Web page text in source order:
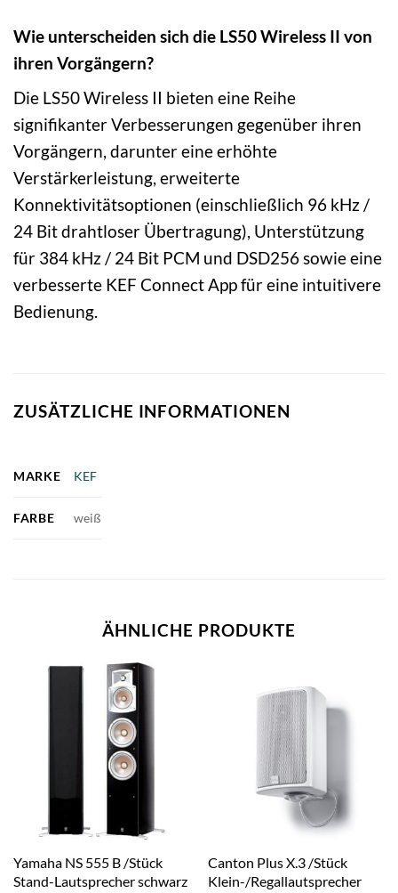
Wie unterscheiden sich die LS50 Wireless II von
ihren Vorgängern?
Die LS50 Wireless II bieten eine Reihe
signifikanter Verbesserungen gegenüber ihren
Vorgängern, darunter eine erhöhte
Verstärkerleistung, erweiterte
Konnektivitätsoptionen (einschließlich 96 kHz /
24 Bit drahtloser Übertragung), Unterstützung
für 384 kHz / 24 Bit PCM und DSD256 sowie eine
verbesserte KEF Connect App für eine intuitivere
Bedienung.
ZUSÄTZLICHE INFORMATIONEN
MARKE KEF
FARBE weiß
ÄHNLICHE PRODUKTE
Yamaha NS 555 B /Stück
Stand-Lautsprecher schwarz
Canton Plus X.3 /Stück
Klein-/Regallautsprecher